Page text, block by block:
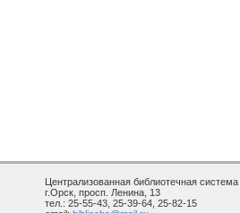
Централизованная библиотечная
г.Орск, просп. Ленина, 13
тел.: 25-55-43, 25-39-64, 25-82-15